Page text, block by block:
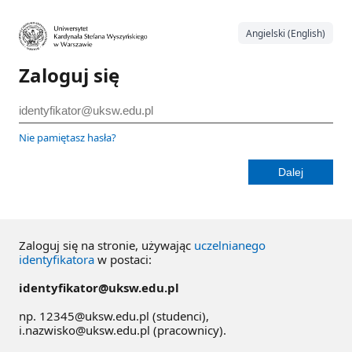
Angielski (English)
Zaloguj się
Nie pamiętasz hasła?
Zaloguj się na stronie, używając uczelnianego
identyfikatora w postaci:
identyfikator@uksw.edu.pl
np. 12345@uksw.edu.pl (studenci),
i.nazwisko@uksw.edu.pl (pracownicy).